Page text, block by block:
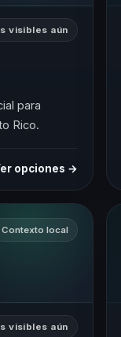
visibles aún
para
Rico.
opciones →
Contexto local
visibles aún